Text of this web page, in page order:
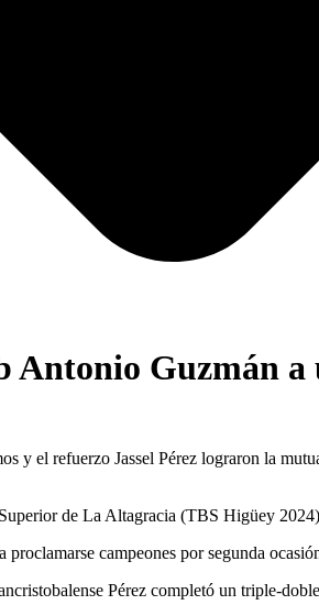
Antonio Guzmán
refuerzo Jassel Pérez lograron la
de La Altagracia (TBS Higüey
campeones por segunda
Pérez completó un triple-